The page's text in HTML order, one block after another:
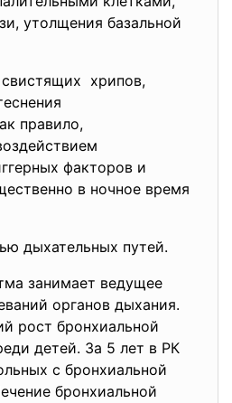
утолщения базальной
хрипов,
правило,
факторов и
в ночное время
дыхательных путей.
занимает ведущее
органов дыхания.
рост бронхиальной
детей. За 5 лет в РК
с бронхиальной
бронхиальной